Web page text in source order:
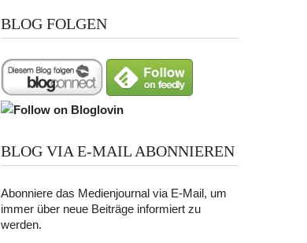
BLOG FOLGEN
BLOG VIA E-MAIL ABONNIEREN
Abonniere das Medienjournal via E-Mail, um
immer über neue Beiträge informiert zu
werden.